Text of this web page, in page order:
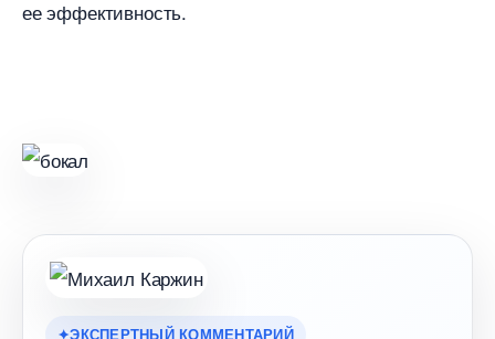
ее эффективность.
ЭКСПЕРТНЫЙ КОММЕНТАРИЙ